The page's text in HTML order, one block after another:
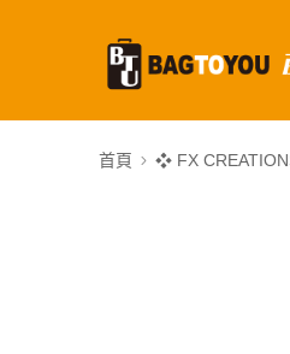
首頁 ❖ FX